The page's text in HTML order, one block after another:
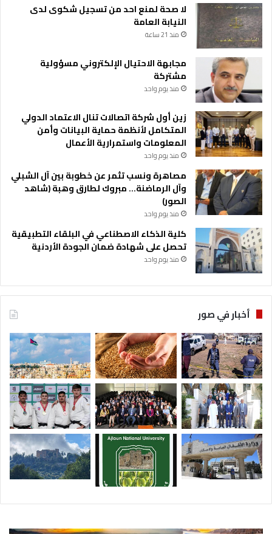
لا صحة لمنع احد من تسجيل شكوى لدى
النيابة العامة
منذ 21 ساعة
مجابهة الاحتيال الإلكتروني مسؤولية
مشتركة
منذ يوم واحد
زين أول شركة اتصالات تنال الاعتماد الدولي
المتكامل لأنظمة حماية البيانات وأمن
المعلومات واستمرارية الأعمال
منذ يوم واحد
مصاهرة ونسب تثمر عن خطوبة بين آل الشبلي
وآل الرماضنة… مبروك لطارق وهبة (شاهد
الصور)
منذ يوم واحد
كلية الذكاء الاصطناعي في البلقاء التطبيقية
تحصل على شهادة ضمان الجودة الأردنية
منذ يوم واحد
أخبار في صور